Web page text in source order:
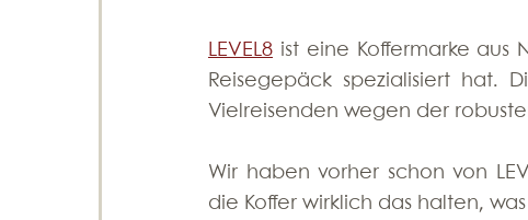
LEVEL8 ist eine Koffermarke aus
Reisegepäck spezialisiert hat.
Vielreisenden wegen der
Wir haben vorher schon von
die Koffer wirklich das halten,